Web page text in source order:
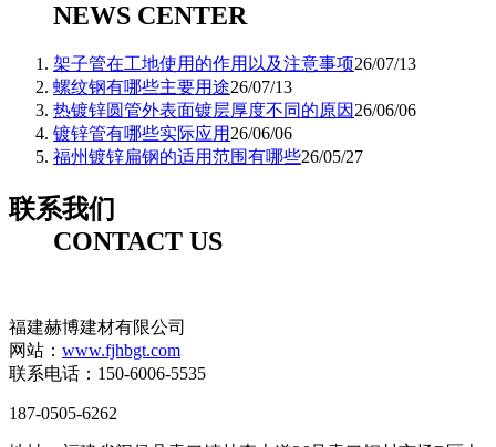
NEWS CENTER
架子管在工地使用的作用以及注意事项26/07/13
螺纹钢有哪些主要用途26/07/13
热镀锌圆管外表面镀层厚度不同的原因 26/06/06
镀锌管有哪些实际应用 26/06/06
福州镀锌扁钢的适用范围有哪些26/05/27
联系我们
CONTACT US
福建赫博建材有限公司
网站： www.fjhbgt.com
联系电话：150-6006-5535
187-0505-6262